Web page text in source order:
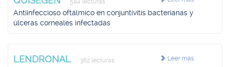
584 lecturas
Antiinfeccioso oftálmico en conjuntivitis bacterianas y
úlceras corneales infectadas
Leer más
LENDRONAL 362 lecturas